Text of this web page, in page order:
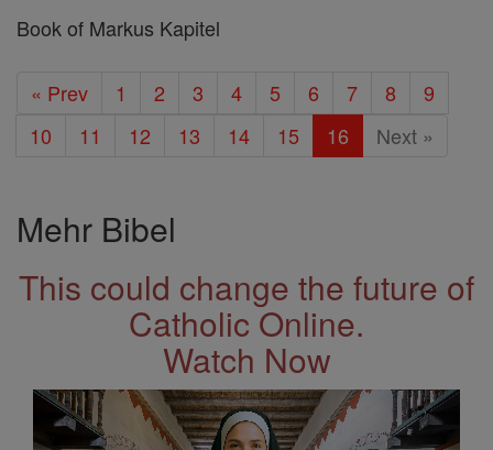
Book of Markus Kapitel
« Prev 1 2 3 4 5 6 7 8
9
10
11 12 13 14 15 16 Next »
Mehr Bibel
This could change the future of
Catholic Online.
Watch Now